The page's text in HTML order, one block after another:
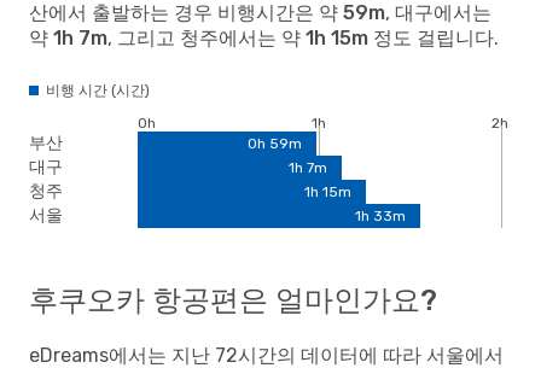
산에서 출발하는 경우 비행시간은 약 59m, 대구에서는
약 1h 7m, 그리고 청주에서는 약 1h 15m 정도 걸립니다.
비행 시간 (시간)
부산
대구
청주
서울
0h 1h
2h
0h 59m
1h 7m
1h 15m
1h 33m
후쿠오카 항공편은 얼마인가요?
eDreams에서는 지난 72시간의 데이터에 따라 서울에서